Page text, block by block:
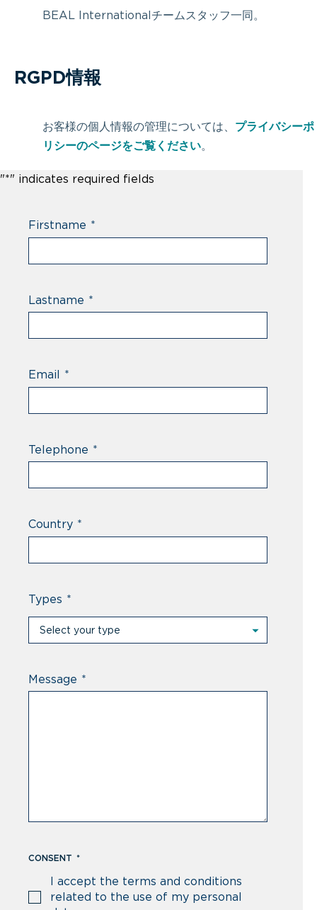
BEAL Internationalチームスタッフ一同。
RGPD情報
お客様の個人情報の管理については、 プライバシーポ
リシーのページをご覧ください。
"*" indicates required fields
Firstname *
Lastname *
Email *
Telephone *
Country *
Types *
Select your type
Message *
CONSENT *
I accept the terms and conditions
related to the use of my personal